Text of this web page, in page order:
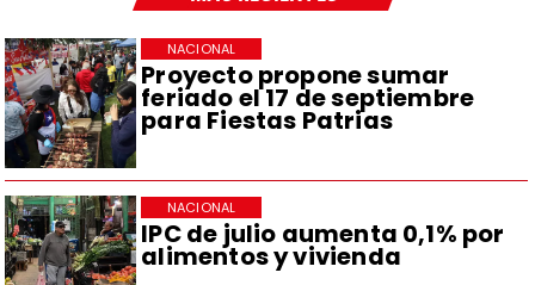
Proyecto propone sumar
feriado el 17 de septiembre
para Fiestas Patrias
NACIONAL
IPC de julio aumenta 0,1% por
alimentos y vivienda
NACIONAL